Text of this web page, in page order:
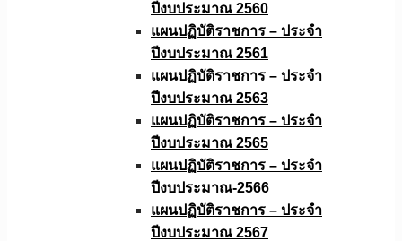
ปีงบประมาณ 2560
แผนปฏิบัติราชการ – ประจำ
ปีงบประมาณ 2561
แผนปฏิบัติราชการ – ประจำ
ปีงบประมาณ 2563
แผนปฏิบัติราชการ – ประจำ
ปีงบประมาณ 2565
แผนปฏิบัติราชการ – ประจำ
ปีงบประมาณ-2566
แผนปฏิบัติราชการ – ประจำ
ปีงบประมาณ 2567